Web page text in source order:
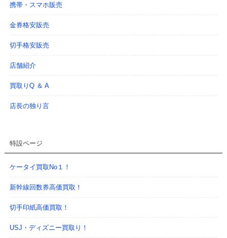
携帯・スマホ販売
金券格安販売
切手格安販売
店舗紹介
買取りQ ＆ A
店長の独り言
特設ページ
ケータイ買取No１！
新幹線回数券高価買取！
切手印紙高価買取！
USJ・ディズニー買取り！